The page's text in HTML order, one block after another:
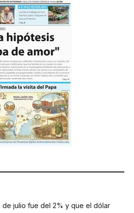
de julio fue del 2% y que el dólar